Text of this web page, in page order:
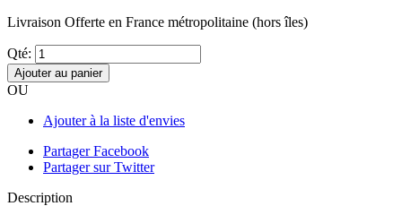
Livraison Offerte en France métropolitaine (hors îles)
Qté:
Ajouter au panier
OU
Ajouter à la liste d'envies
Partager Facebook
Partager sur Twitter
Description